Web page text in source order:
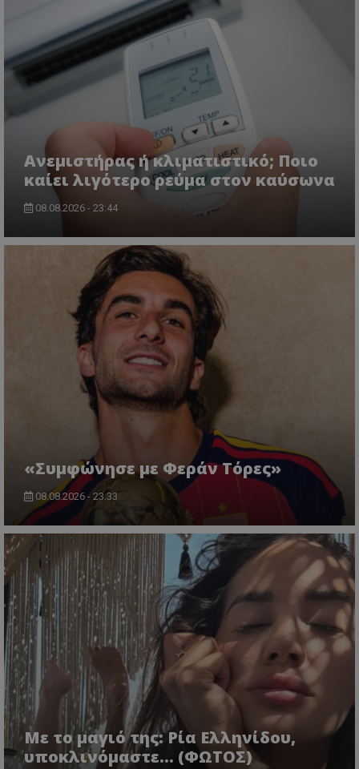
Ανεμιστήρας ή κλιματιστικό; Ποιο
καίει λιγότερο ρεύμα στον καύσωνα
08.08.2026 - 23:44
«Συμφώνησε με Φεράν Τόρες»
08.08.2026 - 23:33
Με το μαγιό της: Ρία Ελληνίδου,
υποκλινόμαστε… (ΦΩΤΟΣ)